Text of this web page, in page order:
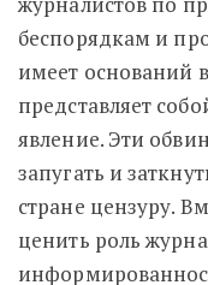
беспорядкам и
имеет оснований
представляет
явление. Эти
запугать и
стране цензуру.
ценить роль